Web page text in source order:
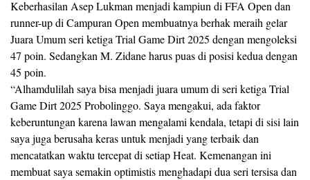
Keberhasilan Asep Lukman menjadi kampiun di FFA Open dan
runner-up di Campuran Open membuatnya berhak meraih gelar
Juara Umum seri ketiga Trial Game Dirt 2025 dengan mengoleksi
47 poin. Sedangkan M. Zidane harus puas di posisi kedua dengan
45 poin.
“Alhamdulilah saya bisa menjadi juara umum di seri ketiga Trial
Game Dirt 2025 Probolinggo. Saya mengakui, ada faktor
keberuntungan karena lawan mengalami kendala, tetapi di sisi lain
saya juga berusaha keras untuk menjadi yang terbaik dan
mencatatkan waktu tercepat di setiap Heat. Kemenangan ini
membuat saya semakin optimistis menghadapi dua seri tersisa dan